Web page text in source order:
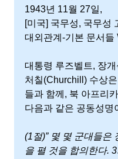
이
있
다.
1943년 11월 27일,
[미국] 국무성, 국무성
대외관계-기본 문서들
대통령 루즈벨트, 장
처칠(Churchill) 수상
들과 함께, 북 아프리
다음과 같은 공동성명
(1절)” 몇 몇 군대들은
을 펼 것을 합의한다.